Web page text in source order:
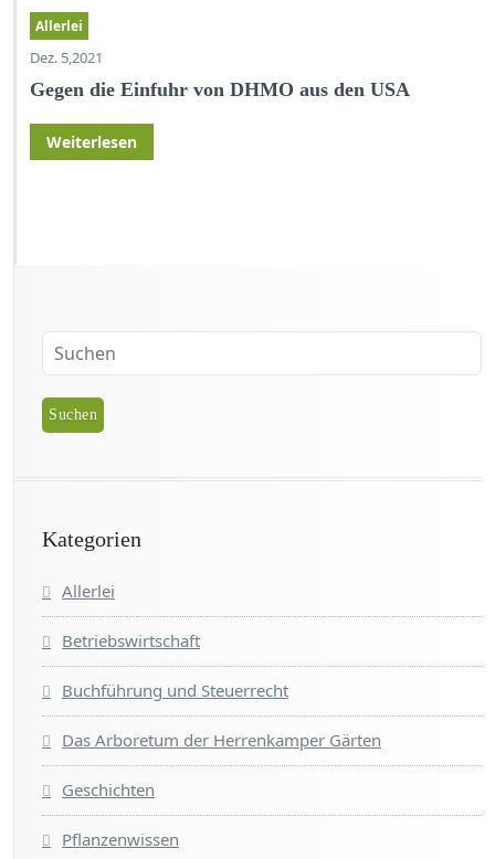
Allerlei
Dez. 5,2021
Gegen die Einfuhr von DHMO aus den USA
Weiterlesen
Kategorien
Allerlei
Betriebswirtschaft
Buchführung und Steuerrecht
Das Arboretum der Herrenkamper Gärten
Geschichten
Pflanzenwissen